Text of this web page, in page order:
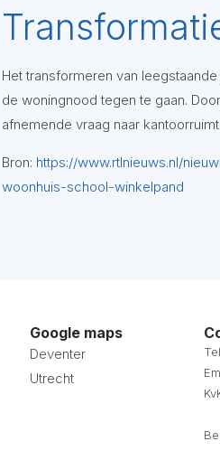
Het transformeren van
de woningnood tegen te gaan.
afnemende vraag naar
Bron: https://www.rtlnieuws.nl/
woonhuis-school-winkelpand
Google maps
Deventer
Utrecht